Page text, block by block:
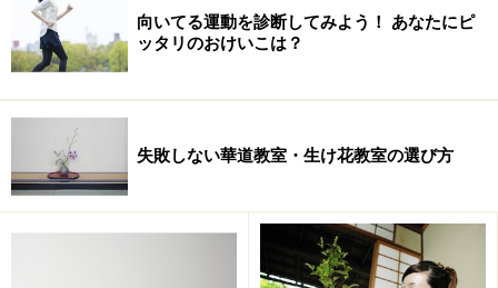
うことは少なくなるでしょう。
「なりたい自分」を想像してみることが、お料理教室選
びの第一歩です！
どんなタイプのレッスン形式があるの？
規模の大小はあれども、基本的にお料理教室のレッスン
には3タイプの形式があります。ひとつめは、「デモン
向いてる運動を診断してみよう！ あなたにピ
ッタリのおけいこは？
失敗しない華道教室・生け花教室の選び方